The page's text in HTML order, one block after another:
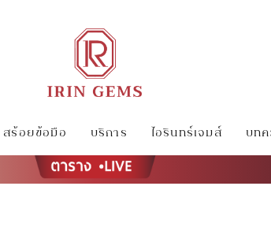
สร้อยข้อมือ บริการ ไอรินทร์เจมส์ บท